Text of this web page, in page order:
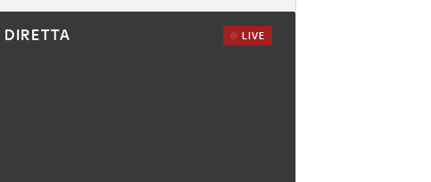
DIRETTA LIVE